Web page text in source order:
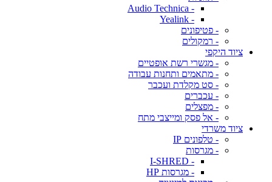
- Audio Technica
- Yealink
- פטיפונים
- רמקולים
ציוד היקפי
- מגשרי רשת אופטיים
- מתאמים ותחנות עבודה
- סט מקלדת ועכבר
- עכברים
- מפצלים
- אל פסק ומייצבי מתח
ציוד משרדי
- טלפונים IP
- מגרסות
- I-SHRED
- מגרסות HP